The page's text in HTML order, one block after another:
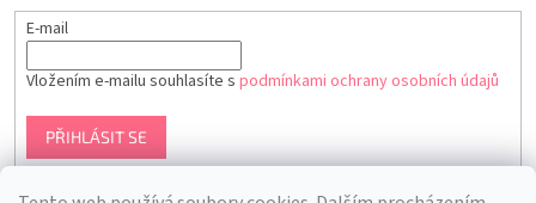
E-mail
Vložením e-mailu souhlasíte s podmínkami ochrany osobních údajů
PŘIHLÁSIT SE